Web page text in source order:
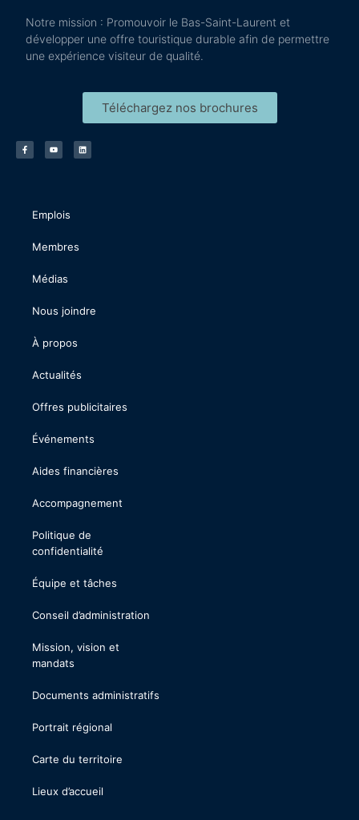
Notre mission : Promouvoir le Bas-Saint-Laurent et
développer une offre touristique durable afin de permettre
une expérience visiteur de qualité.
Téléchargez nos brochures
Emplois
Membres
Médias
Nous joindre
À propos
Actualités
Offres publicitaires
Événements
Aides financières
Accompagnement
Politique de
confidentialité
Équipe et tâches
Conseil d’administration
Mission, vision et
mandats
Documents administratifs
Portrait régional
Carte du territoire
Lieux d’accueil